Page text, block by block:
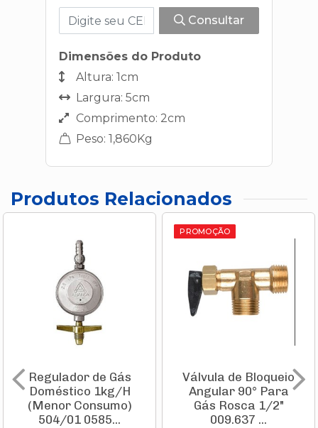
Consultar
Dimensões do Produto
Altura: 1cm
Largura: 5cm
Comprimento: 2cm
Peso: 1,860Kg
Produtos Relacionados
Regulador de Gás
Doméstico 1kg/H
(Menor Consumo)
504/01 0585...
PROMOÇÃO
Válvula de Bloqueio
Angular 90° Para
Gás Rosca 1/2"
009.637 ...